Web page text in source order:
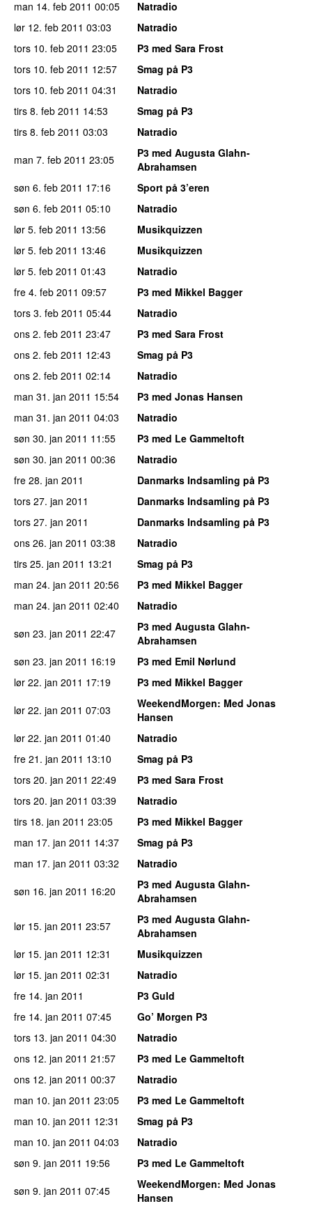
man 14. feb 2011 00:05
Natradio
lør 12. feb 2011 03:03
Natradio
tors 10. feb 2011 23:05
P3 med Sara Frost
tors 10. feb 2011 12:57
Smag på P3
tors 10. feb 2011 04:31
Natradio
tirs 8. feb 2011 14:53
Smag på P3
tirs 8. feb 2011 03:03
Natradio
man 7. feb 2011 23:05
P3 med Augusta Glahn-
Abrahamsen
søn 6. feb 2011 17:16
Sport på 3’eren
søn 6. feb 2011 05:10
Natradio
lør 5. feb 2011 13:56
Musikquizzen
lør 5. feb 2011 13:46
Musikquizzen
lør 5. feb 2011 01:43
Natradio
fre 4. feb 2011 09:57
P3 med Mikkel Bagger
tors 3. feb 2011 05:44
Natradio
ons 2. feb 2011 23:47
P3 med Sara Frost
ons 2. feb 2011 12:43
Smag på P3
ons 2. feb 2011 02:14
Natradio
man 31. jan 2011 15:54
P3 med Jonas Hansen
man 31. jan 2011 04:03
Natradio
søn 30. jan 2011 11:55
P3 med Le Gammeltoft
søn 30. jan 2011 00:36
Natradio
fre 28. jan 2011
Danmarks Indsamling på P3
tors 27. jan 2011
Danmarks Indsamling på P3
tors 27. jan 2011
Danmarks Indsamling på P3
ons 26. jan 2011 03:38
Natradio
tirs 25. jan 2011 13:21
Smag på P3
man 24. jan 2011 20:56
P3 med Mikkel Bagger
man 24. jan 2011 02:40
Natradio
søn 23. jan 2011 22:47
P3 med Augusta Glahn-
Abrahamsen
søn 23. jan 2011 16:19
P3 med Emil Nørlund
lør 22. jan 2011 17:19
P3 med Mikkel Bagger
lør 22. jan 2011 07:03 WeekendMorgen: Med Jonas
Hansen
lør 22. jan 2011 01:40
Natradio
fre 21. jan 2011 13:10
Smag på P3
tors 20. jan 2011 22:49
P3 med Sara Frost
tors 20. jan 2011 03:39
Natradio
tirs 18. jan 2011 23:05
P3 med Mikkel Bagger
man 17. jan 2011 14:37
Smag på P3
man 17. jan 2011 03:32
Natradio
søn 16. jan 2011 16:20
P3 med Augusta Glahn-
Abrahamsen
lør 15. jan 2011 23:57
P3 med Augusta Glahn-
Abrahamsen
lør 15. jan 2011 12:31
Musikquizzen
lør 15. jan 2011 02:31
Natradio
fre 14. jan 2011
P3 Guld
fre 14. jan 2011 07:45
Go’ Morgen P3
tors 13. jan 2011 04:30
Natradio
ons 12. jan 2011 21:57
P3 med Le Gammeltoft
ons 12. jan 2011 00:37
Natradio
man 10. jan 2011 23:05
P3 med Le Gammeltoft
man 10. jan 2011 12:31
Smag på P3
man 10. jan 2011 04:03
Natradio
søn 9. jan 2011 19:56
P3 med Le Gammeltoft
søn 9. jan 2011 07:45 WeekendMorgen: Med Jonas
Hansen